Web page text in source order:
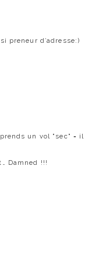
preneur d’adresse:)
un vol "sec" = il
Damned !!!